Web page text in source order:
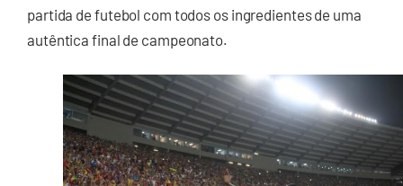
partida de futebol com todos os ingredientes de uma
autêntica final de campeonato.